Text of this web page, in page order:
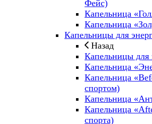
Фейс)
Капельница
Капельница
Капельницы для
Назад
Капельницы для
Капельница
Капельница
спортом)
Капельница
Капельница
спорта)